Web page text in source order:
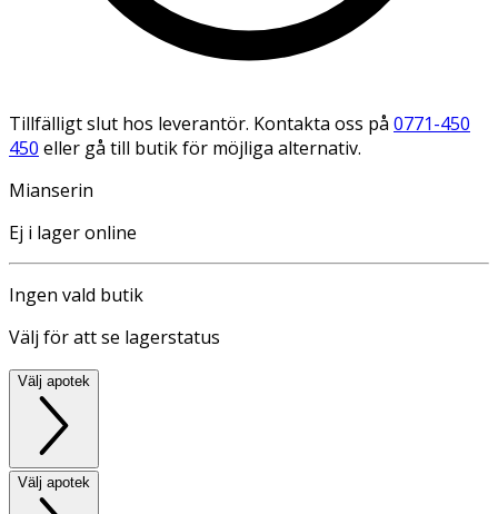
Tillfälligt slut hos leverantör. Kontakta oss på 0771-450
450 eller gå till butik för möjliga alternativ.
Mianserin
Ej i lager online
Ingen vald butik
Välj för att se lagerstatus
Välj apotek
Välj apotek